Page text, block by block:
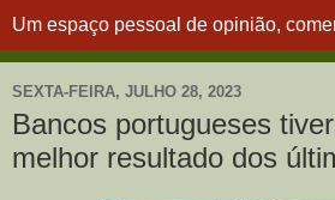
Um espaço pessoal de opinião,
SEXTA-FEIRA, JULHO 28, 2023
Bancos portugueses
melhor resultado dos